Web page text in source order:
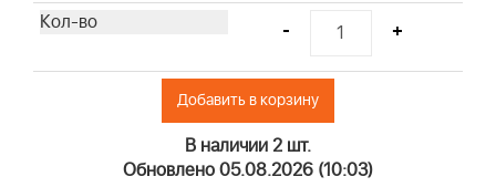
Briggs & Stratton
Briggs & Stratton
Briggs & Stratton
Briggs & Stratton
- +
Добавить в корзину
В наличии 2 шт.
Обновлено 05.08.2026 (10:03)